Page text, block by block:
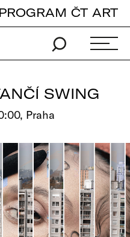
PROGRAM ČT ART
SWING
Praha